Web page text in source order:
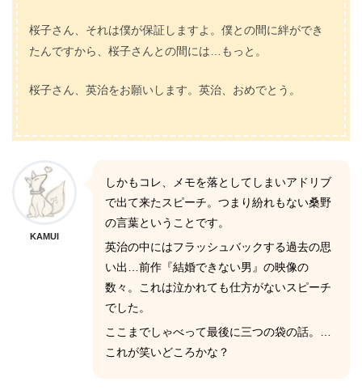
桜子さん、それは僕が保証しますよ。僕との間に絆ができ
たんですから、桜子さんとの間には…もっと。
桜子さん、英治をお願いします。英治、おめでとう。
KAMUI
しかもコレ、メモを落としてしまいアドリブ
で出て来たスピーチ。つまり紛れもない桑野
の言葉ということです。
英治の中にはフラッシュバックする過去の思
い出…前作『結婚できない男』の映像の
数々。これは泣かれても仕方がないスピーチ
でした。
ここまでしゃべって最後に三つの袋の話。…
これが笑いどころかな？